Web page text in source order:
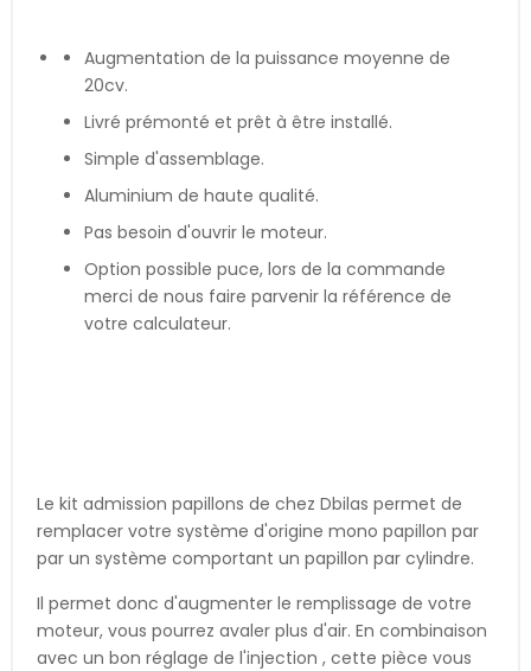
Augmentation de la puissance moyenne de
20cv.
Livré prémonté et prêt à être installé.
Simple d'assemblage.
Aluminium de haute qualité.
Pas besoin d'ouvrir le moteur.
Option possible puce, lors de la commande
merci de nous faire parvenir la référence de
votre calculateur.
Le kit admission papillons de chez Dbilas permet de
remplacer votre système d'origine mono papillon par
par un système comportant un papillon par cylindre.
Il permet donc d'augmenter le remplissage de votre
moteur, vous pourrez avaler plus d'air. En combinaison
avec un bon réglage de l'injection , cette pièce vous